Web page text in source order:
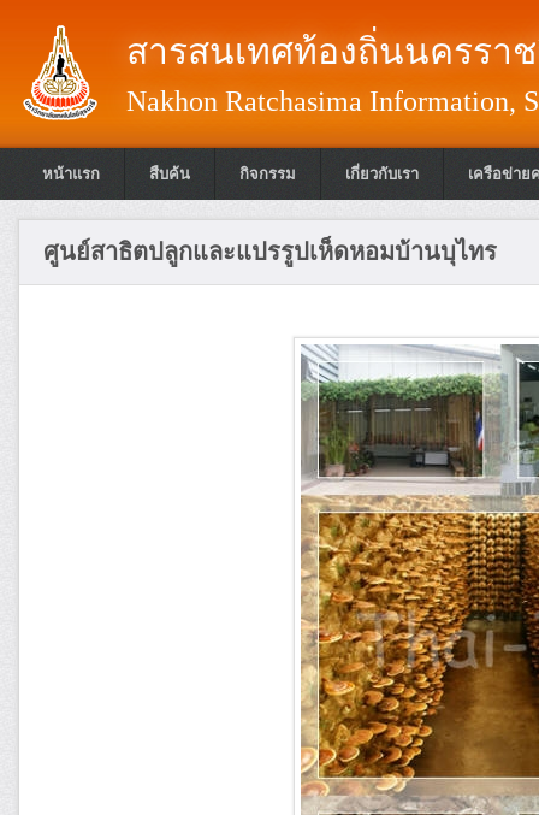
สารสนเทศท้องถิ่นนครรา
Nakhon Ratchasima Information,
หน้าแรก สืบค้น กิจกรรม เกี่ยวกับเรา เครือข่าย
ศูนย์สาธิตปลูกและแปรรูปเห็ดหอมบ้านบุไทร